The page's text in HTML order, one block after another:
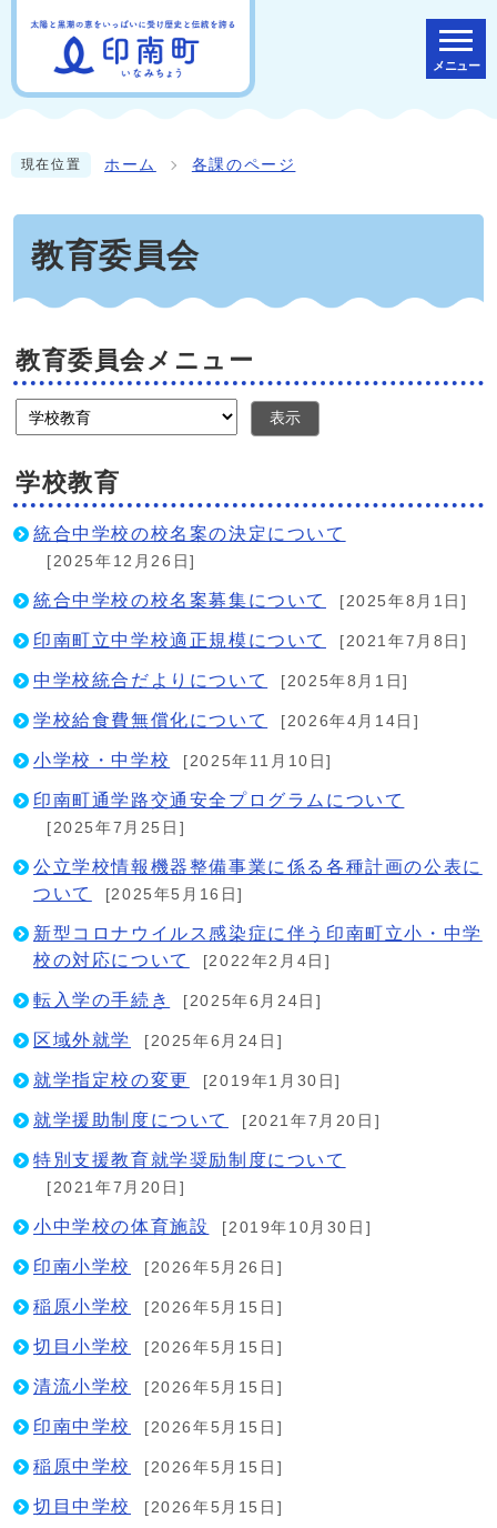
メニュー
現在位置 ホーム 各課のページ
教育委員会
教育委員会メニュー
表示
学校教育
統合中学校の校名案の決定について
[2025年12月26日]
統合中学校の校名案募集について [2025年8月1日]
印南町立中学校適正規模について [2021年7月8日]
中学校統合だよりについて [2025年8月1日]
学校給食費無償化について [2026年4月14日]
小学校・中学校 [2025年11月10日]
印南町通学路交通安全プログラムについて
[2025年7月25日]
公立学校情報機器整備事業に係る各種計画の公表に
ついて
[2025年5月16日]
新型コロナウイルス感染症に伴う印南町立小・中学
校の対応について
[2022年2月4日]
転入学の手続き [2025年6月24日]
区域外就学 [2025年6月24日]
就学指定校の変更 [2019年1月30日]
就学援助制度について [2021年7月20日]
特別支援教育就学奨励制度について
[2021年7月20日]
小中学校の体育施設 [2019年10月30日]
印南小学校 [2026年5月26日]
稲原小学校 [2026年5月15日]
切目小学校 [2026年5月15日]
清流小学校 [2026年5月15日]
印南中学校 [2026年5月15日]
稲原中学校 [2026年5月15日]
切目中学校 [2026年5月15日]